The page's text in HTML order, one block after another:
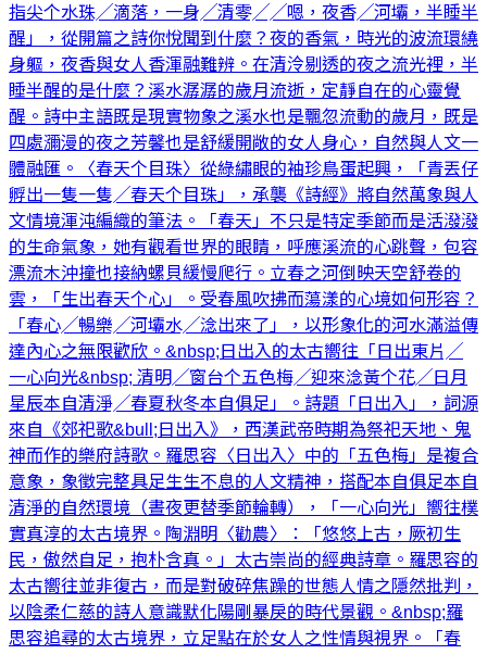
指尖个水珠╱滴落，一身╱清零╱╱嗯，夜香╱河壩，半睡半
醒」，從開篇之詩你悅聞到什麼？夜的香氣，時光的波流環繞
身軀，夜香與女人香渾融難辨。在清泠剔透的夜之流光裡，半
睡半醒的是什麼？溪水潺潺的歲月流逝，定靜自在的心靈覺
醒。詩中主語既是現實物象之溪水也是飄忽流動的歲月，既是
四處瀰漫的夜之芳馨也是舒緩開敞的女人身心，自然與人文一
體融匯。〈春天个目珠〉從綠繡眼的袖珍鳥蛋起興，「青丟仔
孵出一隻一隻╱春天个目珠」，承襲《詩經》將自然萬象與人
文情境渾沌編織的筆法。「春天」不只是特定季節而是活潑潑
的生命氣象，她有觀看世界的眼睛，呼應溪流的心跳聲，包容
漂流木沖撞也接納螺貝緩慢爬行。立春之河倒映天空舒卷的
雲，「生出春天个心」。受春風吹拂而蕩漾的心境如何形容？
「春心╱暢樂╱河壩水╱淰出來了」，以形象化的河水滿溢傳
達內心之無限歡欣。&nbsp;日出入的太古嚮往「日出東片╱
一心向光&nbsp; 清明╱窗台个五色梅╱迎來淰黃个花╱日月
星辰本自清淨╱春夏秋冬本自俱足」。詩題「日出入」，詞源
來自《郊祀歌&bull;日出入》，西漢武帝時期為祭祀天地、鬼
神而作的樂府詩歌。羅思容〈日出入〉中的「五色梅」是複合
意象，象徵完整具足生生不息的人文精神，搭配本自俱足本自
清淨的自然環境（晝夜更替季節輪轉），「一心向光」嚮往樸
實真淳的太古境界。陶淵明〈勸農〉：「悠悠上古，厥初生
民，傲然自足，抱朴含真。」太古崇尚的經典詩章。羅思容的
太古嚮往並非復古，而是對破碎焦躁的世態人情之隱然批判，
以陰柔仁慈的詩人意識默化陽剛暴戾的時代景觀。&nbsp;羅
思容追尋的太古境界，立足點在於女人之性情與視界。「春